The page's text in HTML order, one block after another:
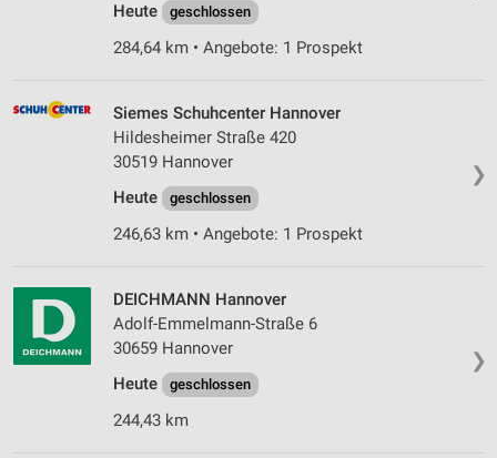
Heute
geschlossen
284,64 km • Angebote: 1 Prospekt
❯
Siemes Schuhcenter Hannover
Hildesheimer Straße 420
30519 Hannover
Heute
geschlossen
246,63 km • Angebote: 1 Prospekt
❯
DEICHMANN Hannover
Adolf-Emmelmann-Straße 6
30659 Hannover
Heute
geschlossen
244,43 km
Verwendung von Profilen zur Auswahl
personalisierter Werbung
von Inhalten
Verwendung von Profilen zur Auswahl
personalisierter Inhalte
Analyse von Zielgruppen durch Statistiken oder
Kombinationen von Daten aus verschiedenen
Quellen
Entwicklung und Verbesserung der Angebote